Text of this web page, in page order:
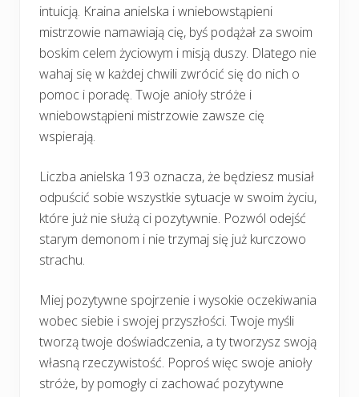
intuicją. Kraina anielska i wniebowstąpieni
mistrzowie namawiają cię, byś podążał za swoim
boskim celem życiowym i misją duszy. Dlatego nie
wahaj się w każdej chwili zwrócić się do nich o
pomoc i poradę. Twoje anioły stróże i
wniebowstąpieni mistrzowie zawsze cię
wspierają.
Liczba anielska 193 oznacza, że będziesz musiał
odpuścić sobie wszystkie sytuacje w swoim życiu,
które już nie służą ci pozytywnie. Pozwól odejść
starym demonom i nie trzymaj się już kurczowo
strachu.
Miej pozytywne spojrzenie i wysokie oczekiwania
wobec siebie i swojej przyszłości. Twoje myśli
tworzą twoje doświadczenia, a ty tworzysz swoją
własną rzeczywistość. Poproś więc swoje anioły
stróże, by pomogły ci zachować pozytywne